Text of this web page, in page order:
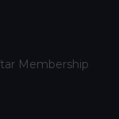
Membership